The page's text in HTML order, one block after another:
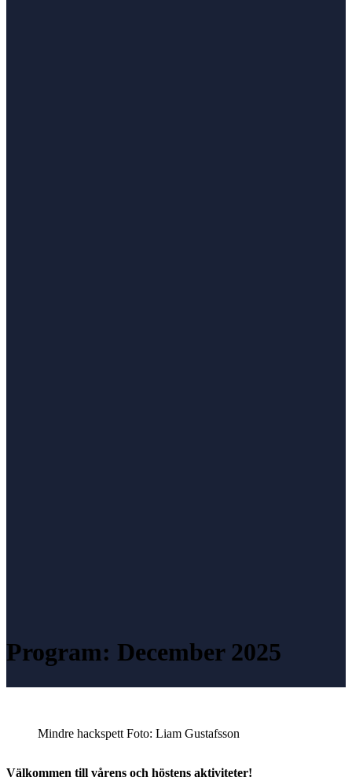
Program: December 2025
Mindre hackspett Foto: Liam Gustafsson
Välkommen till vårens och höstens aktiviteter!